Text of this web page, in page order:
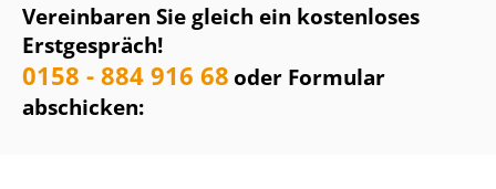
Vereinbaren Sie gleich ein kostenloses
Erstgespräch!
0158 - 884 916 68oder Formular
abschicken: